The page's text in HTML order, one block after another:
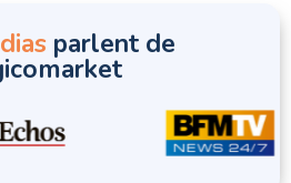
parlent de